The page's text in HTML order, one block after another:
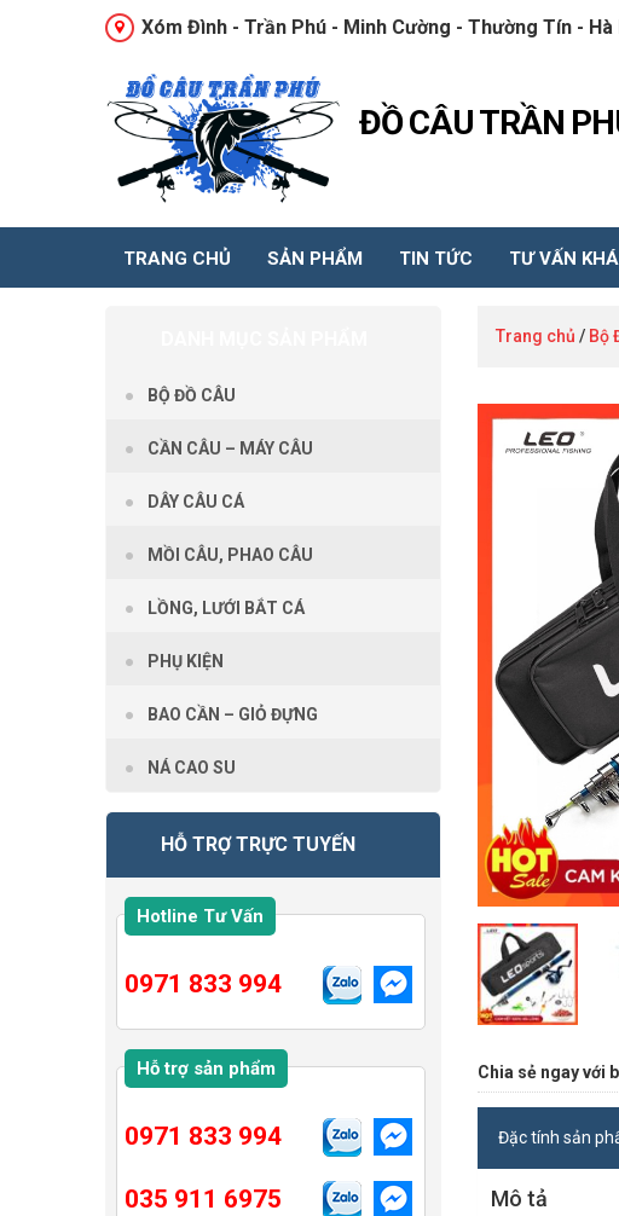
Xóm Đình - Trần Phú - Minh Cường - Thường Tín - Hà
ĐỒ CÂU TRẦN
TRANG CHỦ SẢN PHẨM TIN TỨC TƯ VẤN
Trang chủ / Bộ
Chia sẻ ngay với
Đặc tính sản
Mô tả
BỘ ĐỒ CÂU
CẦN CÂU – MÁY CÂU
DÂY CÂU CÁ
MỒI CÂU, PHAO CÂU
LỒNG, LƯỚI BẮT CÁ
PHỤ KIỆN
BAO CẦN – GIỎ ĐỰNG
NÁ CAO SU
HỖ TRỢ TRỰC TUYẾN
Hotline Tư Vấn
0971 833 994
Hỗ trợ sản phẩm
0971 833 994
035 911 6975